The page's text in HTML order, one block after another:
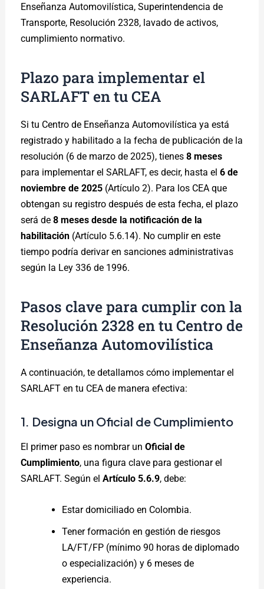
Enseñanza Automovilística, Superintendencia de
Transporte, Resolución 2328, lavado de activos,
cumplimiento normativo.
Plazo para implementar el
SARLAFT en tu CEA
Si tu Centro de Enseñanza Automovilística ya está
registrado y habilitado a la fecha de publicación de la
resolución (6 de marzo de 2025), tienes8 meses
para implementar el SARLAFT, es decir, hasta el6 de
noviembre de 2025 (Artículo 2). Para los CEA que
obtengan su registro después de esta fecha, el plazo
será de8 meses desde la notificación de la
habilitación (Artículo 5.6.14). No cumplir en este
tiempo podría derivar en sanciones administrativas
según la Ley 336 de 1996.
Pasos clave para cumplir con la
Resolución 2328 en tu Centro de
Enseñanza Automovilística
A continuación, te detallamos cómo implementar el
SARLAFT en tu CEA de manera efectiva:
1. Designa un Oficial de Cumplimiento
El primer paso es nombrar unOficial de
Cumplimiento, una figura clave para gestionar el
SARLAFT. Según elArtículo 5.6.9, debe:
Estar domiciliado en Colombia.
Tener formación en gestión de riesgos
LA/FT/FP (mínimo 90 horas de diplomado
o especialización) y 6 meses de
experiencia.